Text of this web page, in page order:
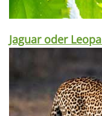
Jaguar oder